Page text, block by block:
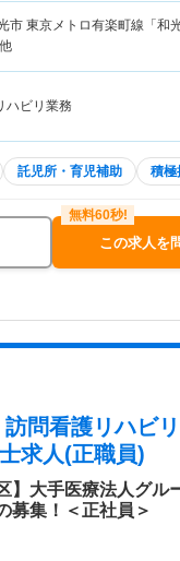
市 東京メトロ有楽町線「和
ハビリ業務
託児所・育児補助 積極
この求人を
問看護リハビ
求人(正職員)
】大手医療法人グ
募集！＜正社員＞